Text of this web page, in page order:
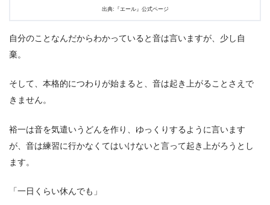
出典:『エール』公式ページ
自分のことなんだからわかっていると音は言いますが、少し自
棄。
そして、本格的につわりが始まると、音は起き上がることさえで
きません。
裕一は音を気遣いうどんを作り、ゆっくりするように言います
が、音は練習に行かなくてはいけないと言って起き上がろうとし
ます。
「一日くらい休んでも」